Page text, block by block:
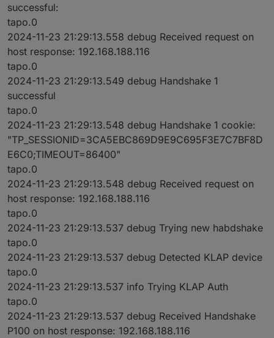
successful:
tapo.0
2024-11-23 21:29:13.558 debug Received request on
host response: 192.168.188.116
tapo.0
2024-11-23 21:29:13.549 debug Handshake 1
successful
tapo.0
2024-11-23 21:29:13.548 debug Handshake 1 cookie:
"TP_SESSIONID=3CA5EBC869D9E9C695F3E7C7BF8D
E6C0;TIMEOUT=86400"
tapo.0
2024-11-23 21:29:13.548 debug Received request on
host response: 192.168.188.116
tapo.0
2024-11-23 21:29:13.537 debug Trying new habdshake
tapo.0
2024-11-23 21:29:13.537 debug Detected KLAP device
tapo.0
2024-11-23 21:29:13.537 info Trying KLAP Auth
tapo.0
2024-11-23 21:29:13.537 debug Received Handshake
P100 on host response: 192.168.188.116